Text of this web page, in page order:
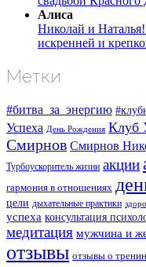
Алиса
Николай и
искренней и
Метки
#битва_за_энергию
Успеха День Рождения Клуб
Смирнов Смирнов
Турбоускоритель жизни акции
гармония в отношениях
цели дыхательные практики
успеха консультация
медитация мужчина и
отзывы отзывы о